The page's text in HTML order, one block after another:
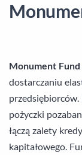
Monument Fund
dostarczaniu
pożyczki
łączą zalety
kapitałowego.